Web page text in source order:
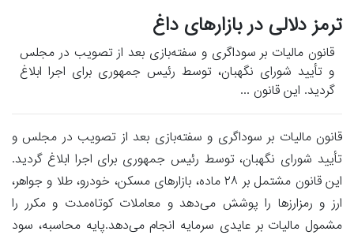
ترمز دلالی در بازارهای داغ
قانون مالیات بر سوداگری و سفته‌بازی بعد از تصویب در مجلس
و تأیید شورای نگهبان، توسط رئیس‌ جمهوری برای اجرا ابلاغ
گردید. این قانون ...
قانون مالیات بر سوداگری و سفته‌بازی بعد از تصویب در مجلس و
تأیید شورای نگهبان، توسط رئیس‌ جمهوری برای اجرا ابلاغ گردید.
این قانون مشتمل بر ۲۸ ماده، بازارهای مسکن، خودرو، طلا و جواهر،
ارز و رمزارزها را پوشش می‌دهد و معاملات کوتاه‌مدت و مکرر را
مشمول مالیات بر عایدی سرمایه انجام می‌دهد.پایه محاسبه، سود